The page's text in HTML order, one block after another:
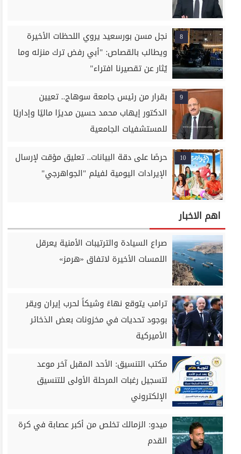
8
نجل مسن بورسعيد يروي اللحظات الأخيرة
ويطالب بالقصاص: "أبي رفض ترك منزله وما
يُثار عن تقصيرنا افتراء"
9
بقرار من رئيس جامعة سوهاج.. تعيين
الدكتور إيهاب محمد حسين مديرًا ماليًا وإداريًا
للمستشفيات الجامعية
10
حرصًا على دقة البيانات.. تعليق مؤقت لإرسال
الإيرادات اليومية لفيلم "الجواهرجي"
اهم الاخبار
صراع السيادة والترتيبات الأمنية يعرقل
اللمسات الأخيرة لاتفاق «هرمز»
ترامب يتوقع نهاءً وشيكاً لحرب إيران ويقر
بوجود تحديات في مخزونات بعض الذخائر
الأميركية
مكتب التنسيق: الأحد المقبل آخر موعد
لتسجيل رغبات المرحلة الأولى للتنسيق
الإلكتروني
ميدو: الزمالك تخلص من أكبر عصابة في كرة
القدم